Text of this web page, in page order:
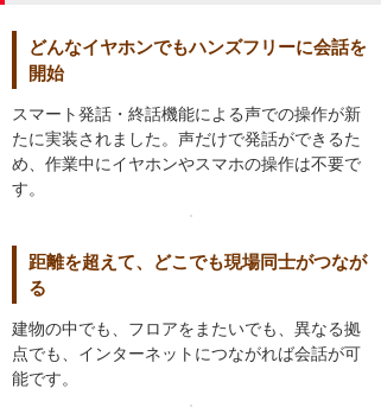
どんなイヤホンでもハンズフリーに会話を
開始
スマート発話・終話機能による声での操作が新
たに実装されました。声だけで発話ができるた
め、作業中にイヤホンやスマホの操作は不要で
す。
距離を超えて、どこでも現場同士がつなが
る
建物の中でも、フロアをまたいでも、異なる拠
点でも、インターネットにつながれば会話が可
能です。